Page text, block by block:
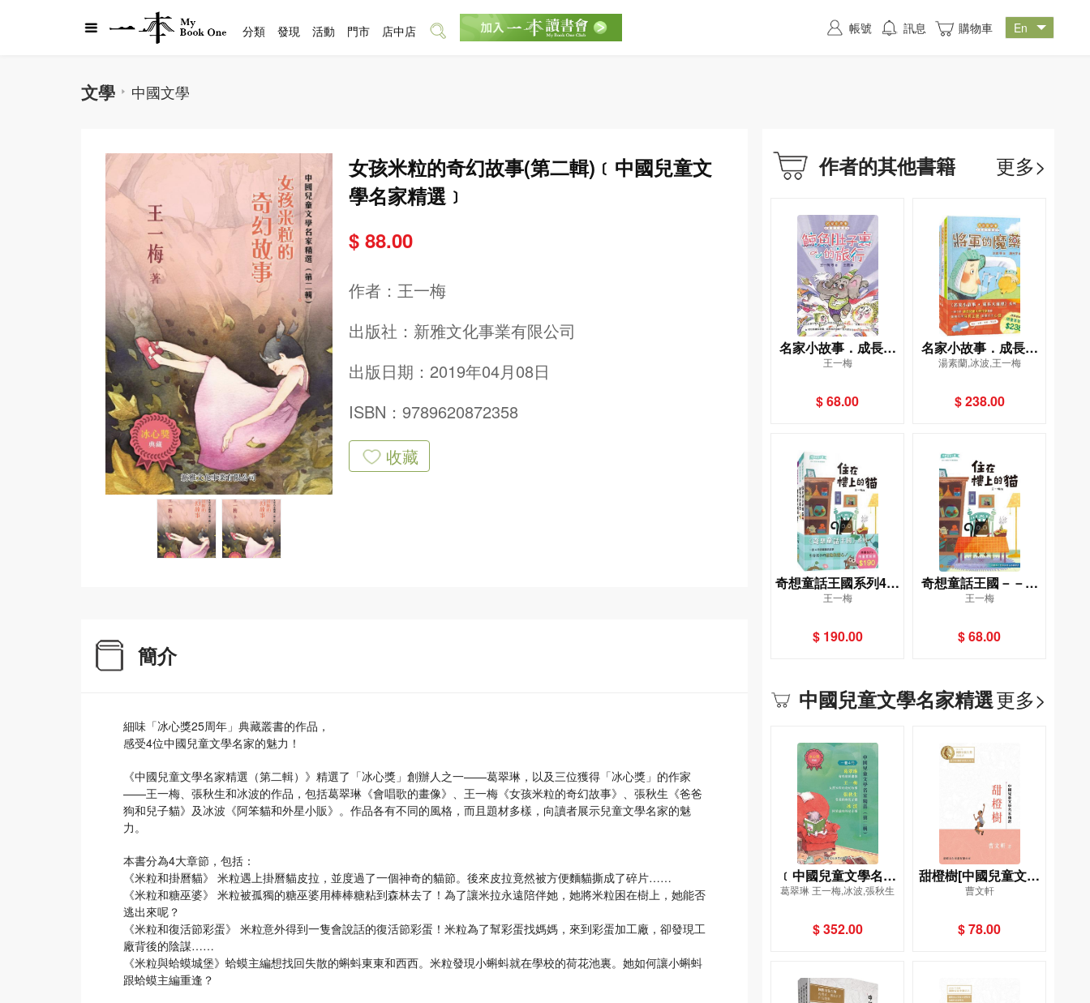
文學 中國文學
女孩米粒的奇幻故事(第二輯)﹝中國兒童文
學名家精選﹞
$ 88.00
作者： 王一梅
出版社： 新雅文化事業有限公司
出版日期：2019年04月08日
ISBN：9789620872358
收藏
簡介
細味「冰心獎25周年」典藏叢書的作品，
感受4位中國兒童文學名家的魅力！
《中國兒童文學名家精選（第二輯）》精選了「冰心獎」創辦人之一——葛翠琳，以及三位獲得「冰心獎」的作家
——王一梅、張秋生和冰波的作品，包括葛翠琳《會唱歌的畫像》、王一梅《女孩米粒的奇幻故事》、張秋生《爸爸
狗和兒子貓》及冰波《阿笨貓和外星小販》。作品各有不同的風格，而且題材多樣，向讀者展示兒童文學名家的魅
力。
本書分為4大章節，包括：
《米粒和掛曆貓》 米粒遇上掛曆貓皮拉，並度過了一個神奇的貓節。後來皮拉竟然被方便麵貓撕成了碎片……
《米粒和糖巫婆》 米粒被孤獨的糖巫婆用棒棒糖粘到森林去了！為了讓米拉永遠陪伴她，她將米粒困在樹上，她能否
逃出來呢？
《米粒和復活節彩蛋》 米粒意外得到一隻會說話的復活節彩蛋！米粒為了幫彩蛋找媽媽，來到彩蛋加工廠，卻發現工
廠背後的陰謀……
《米粒與蛤蟆城堡》蛤蟆主編想找回失散的蝌蚪東東和西西。米粒發現小蝌蚪就在學校的荷花池裏。她如何讓小蝌蚪
跟蛤蟆主編重逢？
作者的其他書籍 更多>
名家小故事．成長大
道理──鯨魚肚子裏的
王一梅
$ 68.00
名家小故事．成長大
道理系列5冊（限量套
湯素蘭,冰波,王一梅
$ 238.00
奇想童話王國系列4冊
（限量套裝）
王一梅
$ 190.00
奇想童話王國－－住
在樓上的貓
王一梅
$ 68.00
中國兒童文學名家精選更多>
﹝中國兒童文學名家
精選﹞(第二輯) 一套4
葛翠琳 王一梅,冰波,張秋生
$ 352.00
甜橙樹[中國兒童文學
名家精選]
曹文軒
$ 78.00
分類 發現 活動 門市 店中店 帳號 訊息 購物車